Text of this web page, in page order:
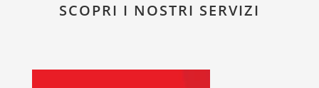
SCOPRI I NOSTRI SERVIZI